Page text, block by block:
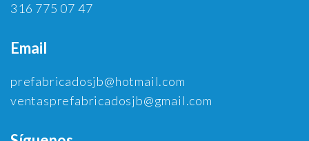
316 775 07 47
Email
prefabricadosjb@hotmail.com
ventasprefabricadosjb@gmail.com